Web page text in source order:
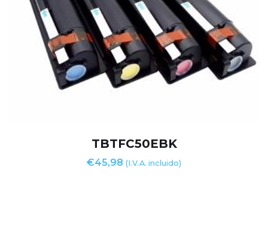
TBTFC50EBK
€45,98 (I.V.A. incluido)